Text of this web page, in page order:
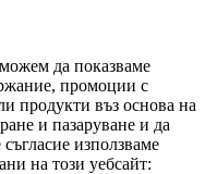
да показваме
промоции с
продукти въз основа на
и пазаруване и да
използваме
на този уебсайт: